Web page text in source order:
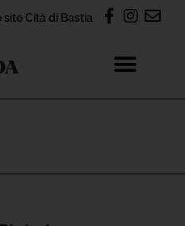
site Cità di Bastia